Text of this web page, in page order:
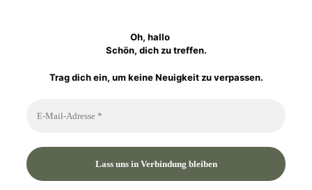
Oh, hallo
Schön, dich zu treffen.
Trag dich ein, um keine Neuigkeit zu verpassen.